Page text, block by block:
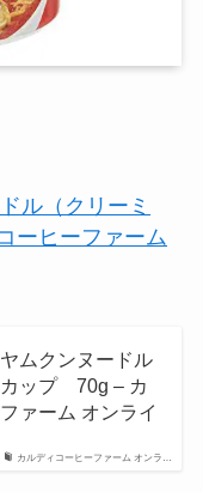
ル（クリーミ
ーヒーファーム
カルディコーヒーファーム オンラ…
ムクンヌードル
カップ 70g – カ
ァーム オンライ